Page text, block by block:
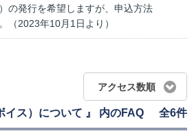
の発行を希望しますが、申込方法
（2023年10月1日より）
アクセス数順
イス）について 』 内のFAQ 全6件